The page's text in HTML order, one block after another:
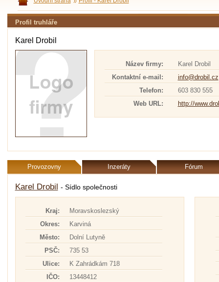
Profil truhláře
Karel Drobil
Název firmy:
Karel Drobil
Kontaktní e-mail:
info@drobil.cz
Telefon:
603 830 555
Web URL:
http://
Provozovny Inzeráty Fórum
Karel Drobil - Sídlo společnosti
Kraj:
Moravskoslezský
Okres:
Karviná
Město:
Dolní Lutyně
PSČ:
735 53
Ulice:
K Zahrádkám 718
IČO:
13448412